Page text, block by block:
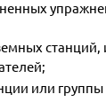
или группы